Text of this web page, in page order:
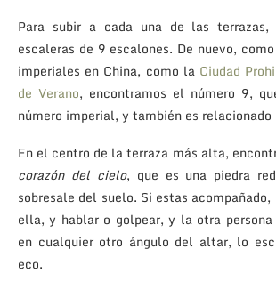
Para subir a cada una de las terrazas,
escaleras de 9 escalones. De nuevo,
imperiales en China, como la Ciudad
de Verano, encontramos el número 9,
número imperial, y también es
En el centro de la terraza más alta,
corazón del cielo, que es una piedra
sobresale del suelo. Si estas
ella, y hablar o golpear, y la otra persona
en cualquier otro ángulo del altar, lo
eco.